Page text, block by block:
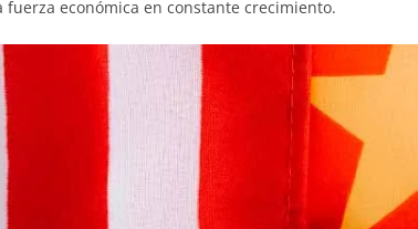
económica en constante crecimiento.